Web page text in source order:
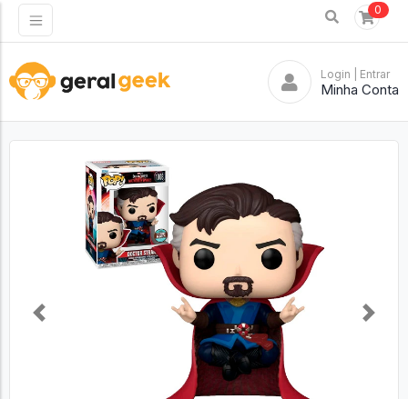
0
Login | Entrar
Minha Conta
Previous Next